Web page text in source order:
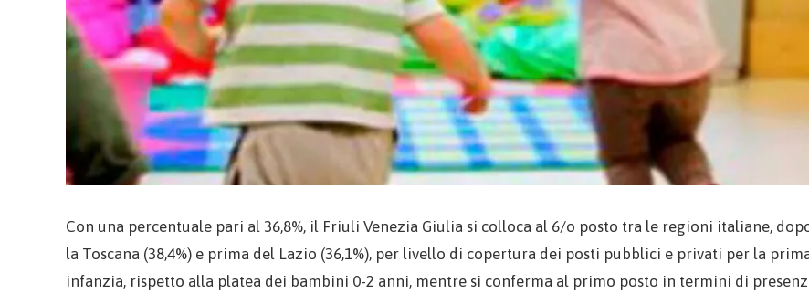
Con una percentuale pari al 36,8%, il Friuli Venezia Giulia si colloca al 6/o posto tra le regioni italiane,
la Toscana (38,4%) e prima del Lazio (36,1%), per livello di copertura dei posti pubblici e privati per la
infanzia, rispetto alla platea dei bambini 0-2 anni, mentre si conferma al primo posto in termini di